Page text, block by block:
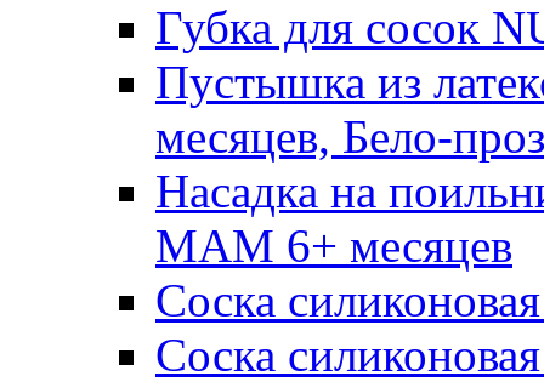
Губка для сосок
Пустышка из
месяцев, Бело-
Насадка на
MAM 6+ месяцев
Соска
Соска